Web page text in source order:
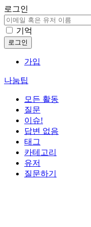
로그인
기억
가입
나눔팁
모든 활동
질문
이슈!
답변 없음
태그
카테고리
유저
질문하기